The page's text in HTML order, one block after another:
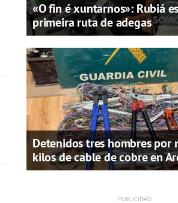
«O fin é xuntarnos»: Rubiá
primeira ruta de adegas
Detenidos tres hombres por
kilos de cable de cobre en